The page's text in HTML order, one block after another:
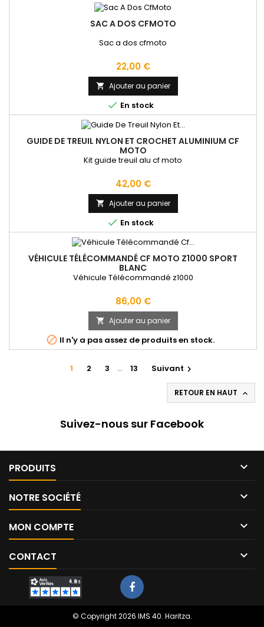
SAC A DOS CFMOTO
Sac a dos cfmoto
Prix
22,00 €
 Ajouter au panier
 En stock
GUIDE DE TREUIL NYLON ET CROCHET ALUMINIUM CF
MOTO
Kit guide treuil alu cf moto
Prix
42,00 €
 Ajouter au panier
 En stock
VÉHICULE TÉLÉCOMMANDÉ CF MOTO Z1000 SPORT
BLANC
Véhicule Télécommandé z1000
Prix
86,00 €
 Ajouter au panier
 Il n'y a pas assez de produits en stock.
1 2 3 … 13 Suivant 
RETOUR EN HAUT 
Suivez-nous sur Facebook
PRODUITS 
NOTRE SOCIÉTÉ 
MON COMPTE 
CONTACT 
© Copyright 2026 IMS 40. Haritza.